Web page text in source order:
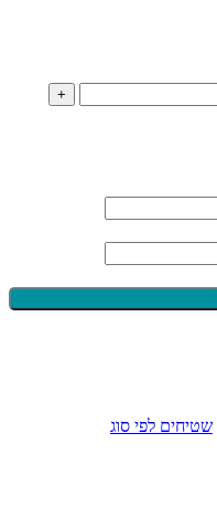
שטיחים לפי סוג